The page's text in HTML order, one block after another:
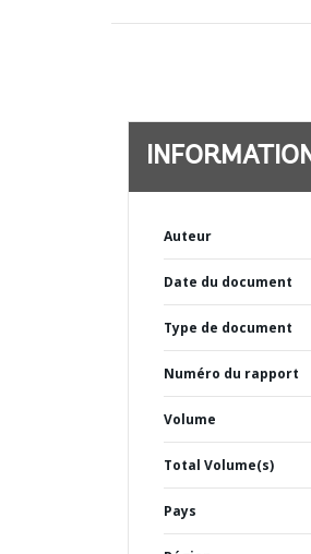
Auteur
Date du document
Type de document
Numéro du rapport
Volume
Total Volume(s)
Pays